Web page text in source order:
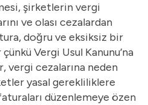
şirketlerin vergi
ve olası cezalardan
doğru ve eksiksiz bir
Vergi Usul Kanunu’na
vergi cezalarına neden
yasal gerekliliklere
düzenlemeye özen